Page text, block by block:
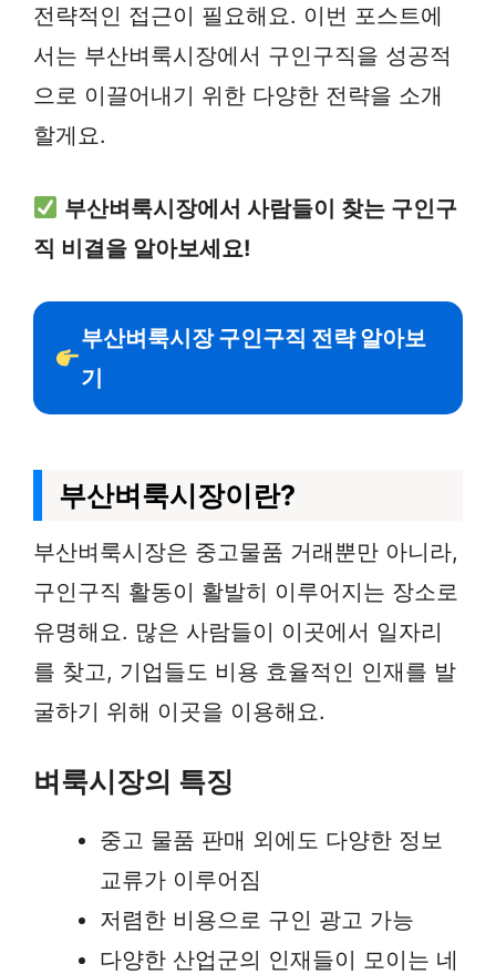
전략적인 접근이 필요해요. 이번 포스트에
서는 부산벼룩시장에서 구인구직을 성공적
으로 이끌어내기 위한 다양한 전략을 소개
할게요.
부산벼룩시장에서 사람들이 찾는 구인구
직 비결을 알아보세요!
부산벼룩시장 구인구직 전략 알아보
기
부산벼룩시장이란?
부산벼룩시장은 중고물품 거래뿐만 아니라,
구인구직 활동이 활발히 이루어지는 장소로
유명해요. 많은 사람들이 이곳에서 일자리
를 찾고, 기업들도 비용 효율적인 인재를 발
굴하기 위해 이곳을 이용해요.
벼룩시장의 특징
중고 물품 판매 외에도 다양한 정보
교류가 이루어짐
저렴한 비용으로 구인 광고 가능
다양한 산업군의 인재들이 모이는 네